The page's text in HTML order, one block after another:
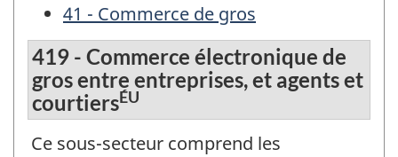
41 - Commerce de gros
419 - Commerce électronique de
gros entre entreprises, et agents et
courtiersÉU
Ce sous-secteur comprend les